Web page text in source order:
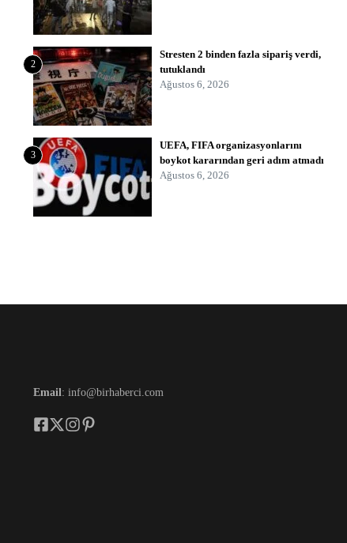
2
Stresten 2 binden fazla sipariş verdi,
tutuklandı
Ağustos 6, 2026
3
UEFA, FIFA organizasyonlarını
boykot kararından geri adım atmadı
Ağustos 6, 2026
Email: info@birhaberci.com